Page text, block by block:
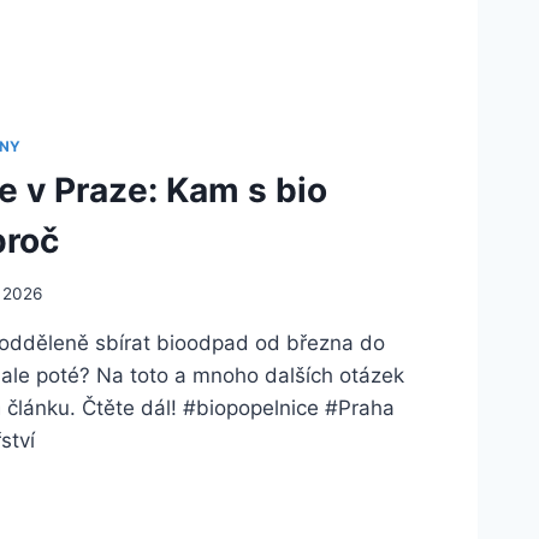
v Praze: Kam s bio
2026
sbírat bioodpad od března do
poté? Na toto a mnoho dalších otázek
Čtěte dál! #biopopelnice #Praha